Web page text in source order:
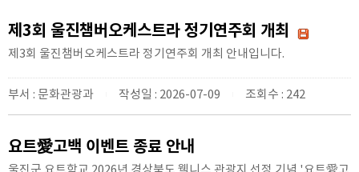
제3회 울진챔버오케스트라 정기연주회 개최
제3회 울진챔버오케스트라 정기연주회 개최 안내입니다.
부서 : 문화관광과 작성일 : 2026-07-09 조회수 : 242
요트愛고백 이벤트 종료 안내